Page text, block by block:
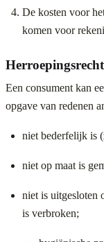
De kosten voor
komen voor
Herroepingsrecht
Een consument kan
opgave van redenen
niet bederfelijk is
niet op maat is
niet is uitgesloten
is verbroken;